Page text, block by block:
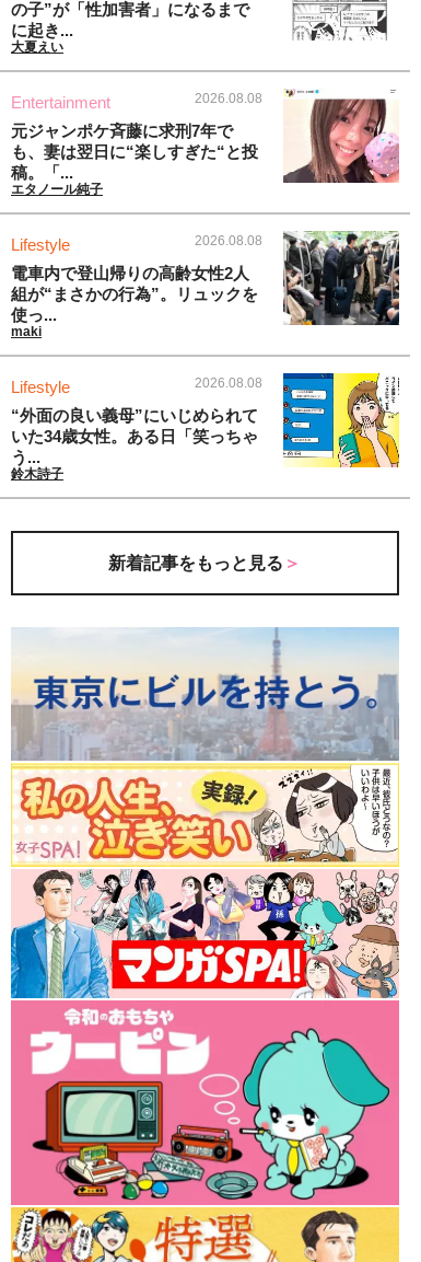
の子”が「性加害者」になるまで
に起き...
大夏えい
Entertainment 2026.08.08
元ジャンポケ斉藤に求刑7年で
も、妻は翌日に“楽しすぎた“と投
稿。「...
エタノール純子
Lifestyle 2026.08.08
電車内で登山帰りの高齢女性2人
組が“まさかの行為”。リュックを
使っ...
maki
Lifestyle 2026.08.08
“外面の良い義母”にいじめられて
いた34歳女性。ある日「笑っちゃ
う...
鈴木詩子
新着記事をもっと見る